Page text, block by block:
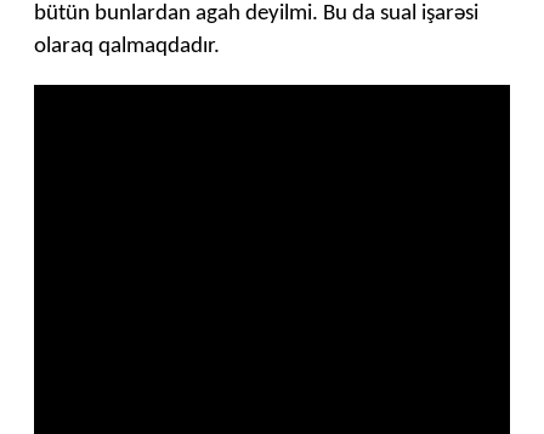
bütün bunlardan agah deyilmi. Bu da sual işarəsi
olaraq qalmaqdadır.